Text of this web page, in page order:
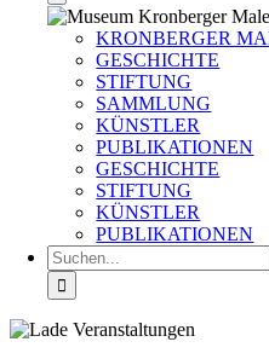
KRONBERGER
GESCHICHTE
STIFTUNG
SAMMLUNG
KÜNSTLER
PUBLIKATIONEN
GESCHICHTE
STIFTUNG
KÜNSTLER
PUBLIKATIONEN
Suche
nach: